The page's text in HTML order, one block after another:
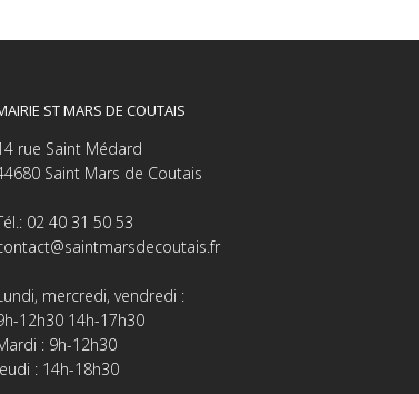
ST MARS DE COUTAIS
rue Saint Médard
Saint Mars de Coutais
02 40 31 50 53
mercredi, vendredi :
12h30 14h-17h30
: 9h-12h30
: 14h-18h30